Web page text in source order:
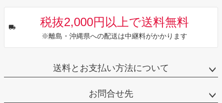
税抜2,000円以上で送料無料
※離島・沖縄県への配送は中継料がかかります
送料とお支払い方法について
お問合せ先